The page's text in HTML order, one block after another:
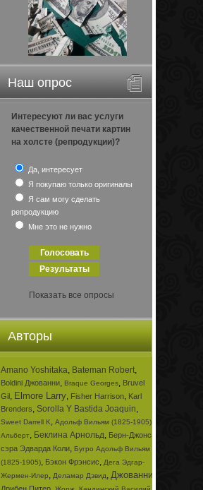
Наш опрос
Интересуют ли вас услуги
качественной печати картин
на холсте (репродукции)?
Да, интересует
Я покупаю только оригиналы
Я сам могу сделать
репродукцию
Мне это не нужно
Показать все опросы
Авторы
Amano Yoshitaka, Bateman Robert,
Boldini Джованни, Braque Georges, Bruvel
Gil, Elmore Larry, Fisher Harrison, Karl
Brenders, Sorolla Y Bastida Joaquin,
Sweet Darrell K, Адольф Вильям (1825-1905)
Альберт, Беклина Арнольд, Берн-Джонса
сэра Эдварда Коли, Бугро Адольф Вильям
(1825-1905), Бэкон Фрэнсис, Дега Эдгар-
Жермен-Илер, Деламар Дэвид, Джованни